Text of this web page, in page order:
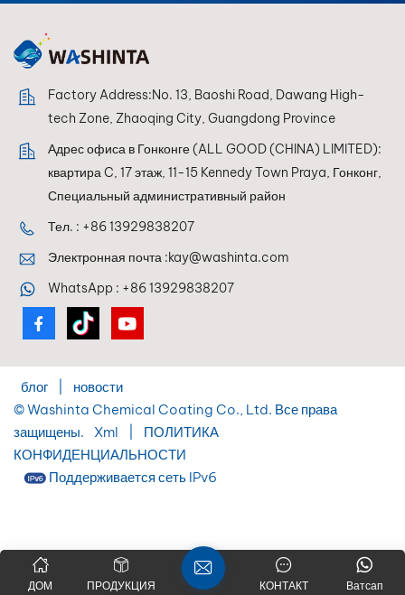
Factory Address:No. 13, Baoshi Road, Dawang High-
tech Zone, Zhaoqing City, Guangdong Province
Адрес офиса в Гонконге (ALL GOOD (CHINA) LIMITED):
квартира C, 17 этаж, 11-15 Kennedy Town Praya, Гонконг,
Специальный административный район
Тел. : +86 13929838207
Электронная почта :kay@washinta.com
WhatsApp : +86 13929838207
блог
новости
© Washinta Chemical Coating Co., Ltd. Все права
защищены.
Xml
ПОЛИТИКА
КОНФИДЕНЦИАЛЬНОСТИ
Поддерживается сеть IPv6
ДОМ ПРОДУКЦИЯ Ватсап
КОНТАКТ